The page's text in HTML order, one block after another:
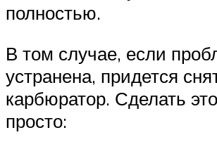
полностью.
В том случае, если
устранена, придется
карбюратор. Сделать
просто: